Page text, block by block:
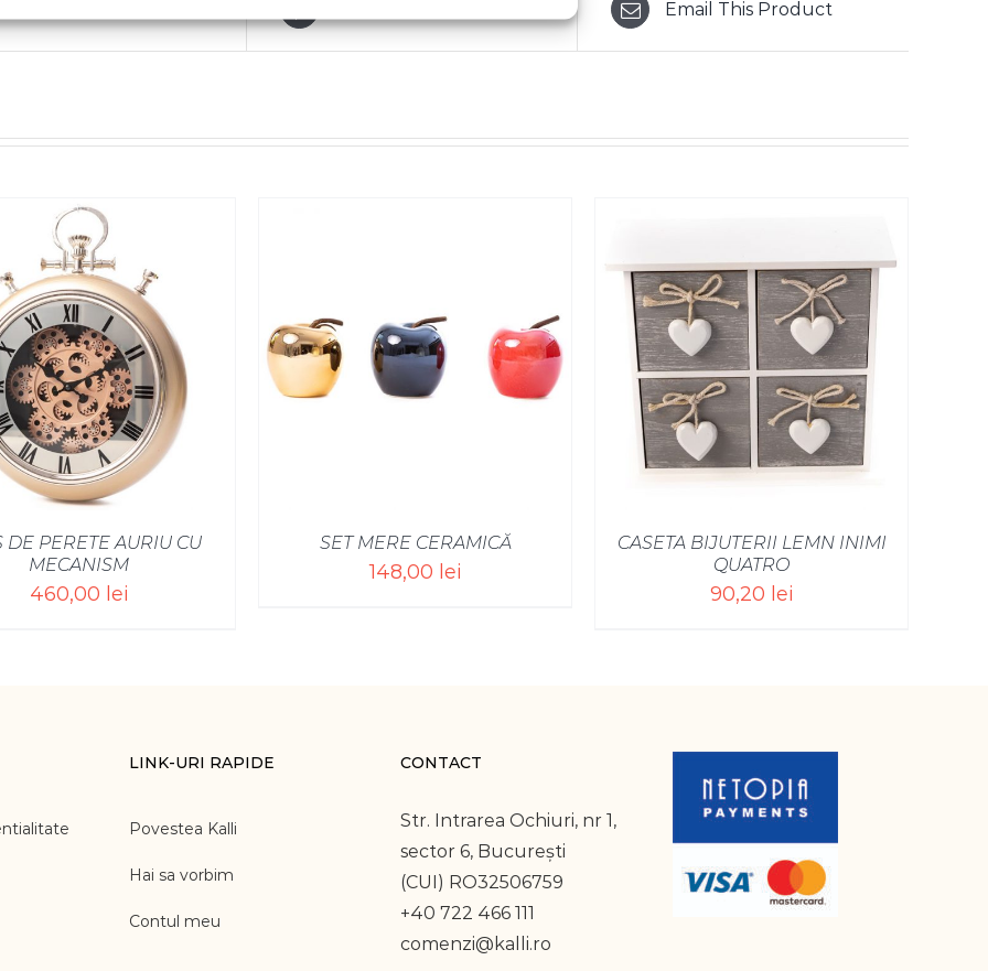
Email This Product
DE PERETE AURIU CU
MECANISM
460,00 lei
SET MERE CERAMICĂ
148,00 lei
CASETA BIJUTERII LEMN INIMI
QUATRO
90,20 lei
LINK-URI RAPIDE
Povestea Kalli
Hai sa vorbim
Contul meu
CONTACT
Str. Intrarea Ochiuri, nr 1,
sector 6, București
(CUI) RO32506759
+40 722 466 111
comenzi@kalli.ro